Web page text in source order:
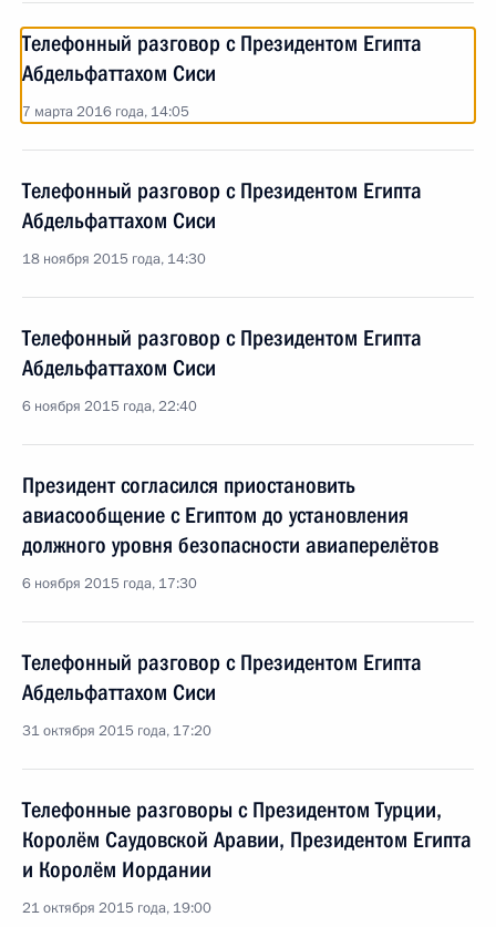
Телефонный разговор с Президентом Египта
Абдельфаттахом Сиси
7 марта 2016 года, 14:05
Телефонный разговор с Президентом Египта
Абдельфаттахом Сиси
18 ноября 2015 года, 14:30
Телефонный разговор с Президентом Египта
Абдельфаттахом Сиси
6 ноября 2015 года, 22:40
Президент согласился приостановить
авиасообщение с Египтом до установления
должного уровня безопасности авиаперелётов
6 ноября 2015 года, 17:30
Телефонный разговор с Президентом Египта
Абдельфаттахом Сиси
31 октября 2015 года, 17:20
Телефонные разговоры с Президентом Турции,
Королём Саудовской Аравии, Президентом Египта
и Королём Иордании
21 октября 2015 года, 19:00